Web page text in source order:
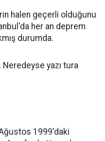
halen geçerli olduğunu
her an deprem
durumda.
Neredeyse yazı tura
1999'daki